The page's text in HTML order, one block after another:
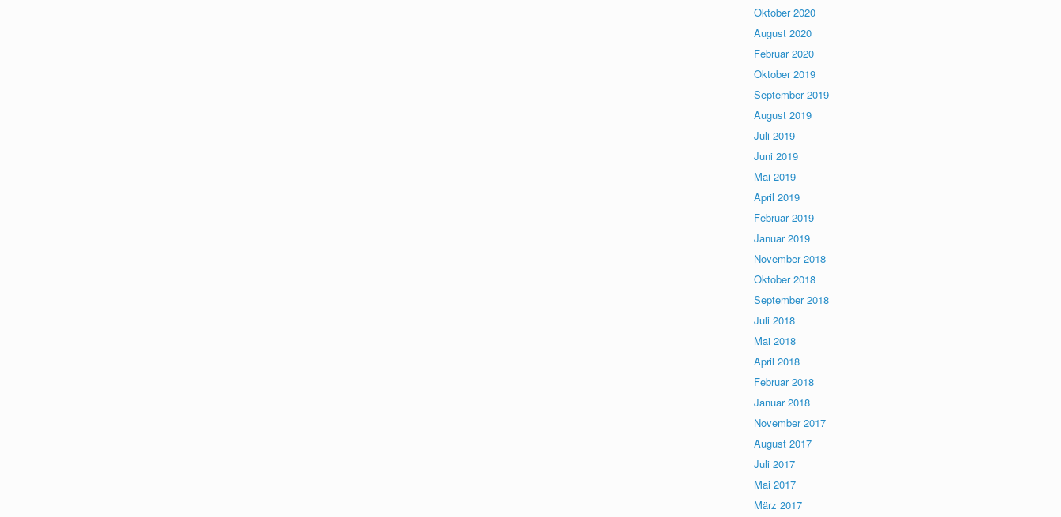
Oktober 2020
August 2020
Februar 2020
Oktober 2019
September 2019
August 2019
Juli 2019
Juni 2019
Mai 2019
April 2019
Februar 2019
Januar 2019
November 2018
Oktober 2018
September 2018
Juli 2018
Mai 2018
April 2018
Februar 2018
Januar 2018
November 2017
August 2017
Juli 2017
Mai 2017
März 2017